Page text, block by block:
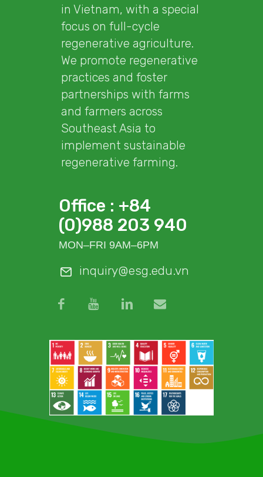
in Vietnam, with a special
focus on full-cycle
regenerative agriculture.
We promote regenerative
practices and foster
partnerships with farms
and farmers across
Southeast Asia to
implement sustainable
regenerative farming.
Office : +84
(0)988 203 940
MON–FRI 9AM–6PM
inquiry@esg.edu.vn